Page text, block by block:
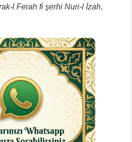
l Ferah fi şerhi Nuri-l İzah,